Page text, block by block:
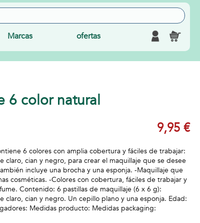
Marcas ofertas
6 color natural
9,95 €
6 colores con amplia cobertura y fáciles de trabajar:
claro, cian y negro, para crear el maquillaje que se desee
incluye una brocha y una esponja. -Maquillaje que
cosméticas. -Colores con cobertura, fáciles de trabajar y
Contenido: 6 pastillas de maquillaje (6 x 6 g):
claro, cian y negro. Un cepillo plano y una esponja. Edad:
Medidas producto: Medidas packaging: